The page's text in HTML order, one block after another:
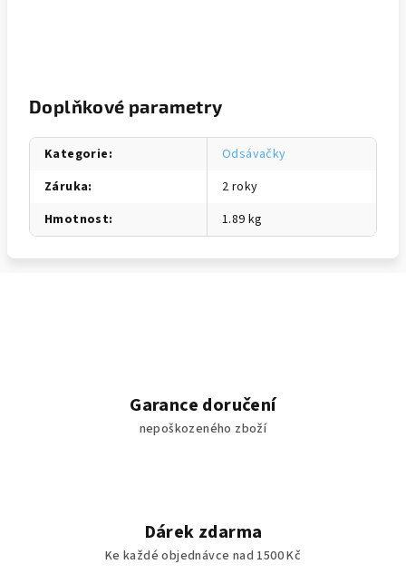
Doplňkové parametry
Kategorie:
Odsávačky
Záruka:
2 roky
Hmotnost: 1.89 kg
Garance doručení
nepoškozeného zboží
Dárek zdarma
Ke každé objednávce nad 1500 Kč